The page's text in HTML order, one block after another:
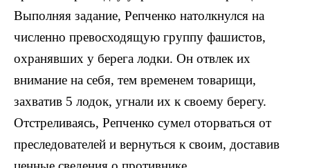
Выполняя за­дание, Репченко натолкнулся на
численно превосходящую группу фашистов,
охранявших у берега лодки. Он отвлек их
внимание на себя, тем временем товарищи,
захватив 5 лодок, угнали их к своему берегу.
Отстреливаясь, Репченко сумел оторваться от
пре­следователей и вернуться к своим, доставив